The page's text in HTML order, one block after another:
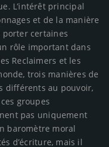
L’intérêt principal
et de la manière
certaines
rôle important dans
Reclaimers et les
trois manières de
différents au pouvoir,
groupes
pas uniquement
baromètre moral
d’écriture, mais il